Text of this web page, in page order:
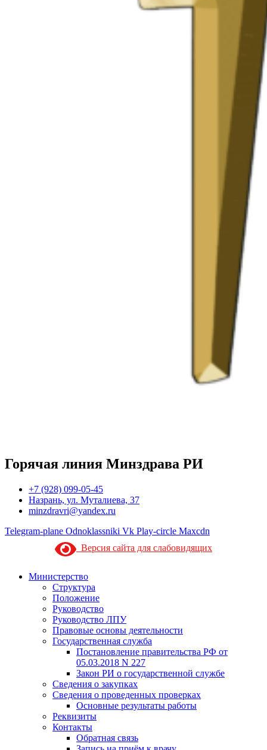
Горячая линия Минздрава РИ
+7 (928) 099-05-45
Назрань, ул. Муталиева, 37
minzdravri@yandex.ru
Telegram-plane Odnoklassniki Vk Play-circle Maxcdn
Версия сайта для слабовидящих
Министерство
Структура
Положение
Руководство
Руководство ЛПУ
Правовые основы деятельности
Государственная служба
Постановление правительства РФ от
05.03.2018 N 227
Закон РИ о государственной службе
Сведения о закупках
Сведения о проведенных проверках
Основные результаты работы
Реквизиты
Контакты
Обратная связь